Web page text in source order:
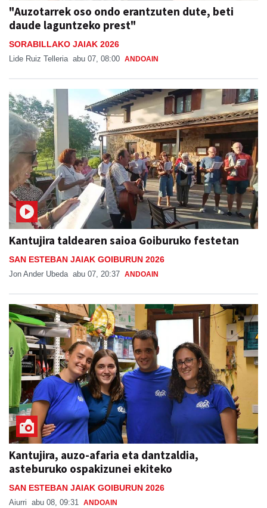
"Auzotarrek oso ondo erantzuten dute, beti
daude laguntzeko prest"
SORABILLAKO JAIAK 2026
Lide Ruiz Telleria abu 07, 08:00 ANDOAIN
Kantujira taldearen saioa Goiburuko festetan
SAN ESTEBAN JAIAK GOIBURUN 2026
Jon Ander Ubeda abu 07, 20:37 ANDOAIN
Kantujira, auzo-afaria eta dantzaldia,
asteburuko ospakizunei ekiteko
SAN ESTEBAN JAIAK GOIBURUN 2026
Aiurri abu 08, 09:31 ANDOAIN